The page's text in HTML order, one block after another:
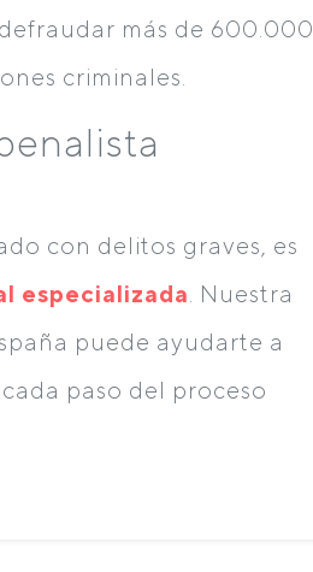
más de 600.000
criminales.
con delitos graves, es
especializada . Nuestra
puede ayudarte a
paso del proceso